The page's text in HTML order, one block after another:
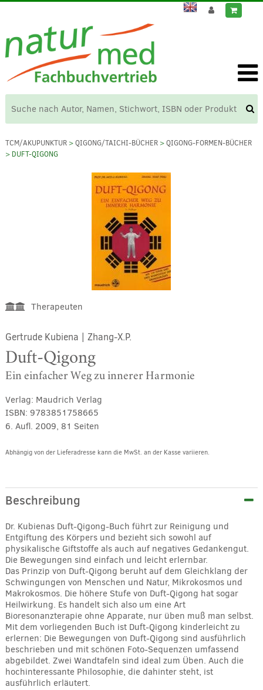
TCM/AKUPUNKTUR>QIGONG/TAICHI-BÜCHER>QIGONG-FORMEN-BÜCHER
> DUFT-QIGONG
Therapeuten
Gertrude Kubiena | Zhang-X.P.
Duft-Qigong
Ein einfacher Weg zu innerer Harmonie
Verlag: Maudrich Verlag
ISBN: 9783851758665
6. Aufl. 2009, 81 Seiten
Abhängig von der Lieferadresse kann die MwSt. an der Kasse variieren.
Beschreibung
Dr. Kubienas Duft-Qigong-Buch führt zur Reinigung und
Entgiftung des Körpers und bezieht sich sowohl auf
physikalische Giftstoffe als auch auf negatives Gedankengut.
Die Bewegungen sind einfach und leicht erlernbar.
Das Prinzip von Duft-Qigong beruht auf dem Gleichklang der
Schwingungen von Menschen und Natur, Mikrokosmos und
Makrokosmos. Die höhere Stufe von Duft-Qigong hat sogar
Heilwirkung. Es handelt sich also um eine Art
Bioresonanzterapie ohne Apparate, nur üben muß man selbst.
Mit dem vorliegenden Buch ist Duft-Qigong kinderleicht zu
erlernen: Die Bewegungen von Duft-Qigong sind ausführlich
beschrieben und mit schönen Foto-Sequenzen umfassend
abgebildet. Zwei Wandtafeln sind ideal zum Üben. Auch die
hochinteressante Philosophie, die dahinter steht, ist
ausführlich erläutert.